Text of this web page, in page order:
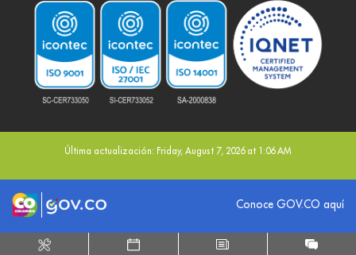
Última actualización: Friday, August 7, 2026 at 1:06 AM
Logo marca ColombiaLogo Gobierno de ColombiaConoce GOV.CO aquí